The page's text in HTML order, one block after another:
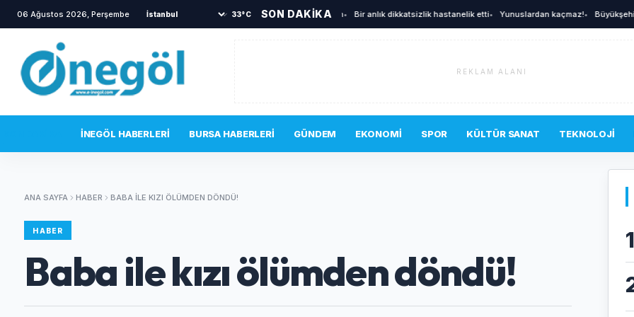
06 Ağustos 2026, Perşembe 33°C SON DAKİKA
TOKİ sakinlerini korkutan yangın• Bir anlık dikkatsizlik hastanelik etti• Yunuslardan kaçmaz!• Büyükşehir'den
REKLAM ALANI
İNEGÖL HABERLERI BURSA HABERLERI GÜNDEM EKONOMI SPOR KÜLTÜR SANAT TEKNOLOJI
ANA SAYFA HABER BABA ILE KIZI ÖLÜMDEN DÖNDÜ!
HABER
Baba ile kızı ölümden döndü!
1